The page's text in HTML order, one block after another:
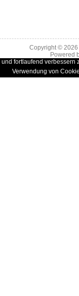
Copyright ©
Powered
fortlaufend
Verwendung von